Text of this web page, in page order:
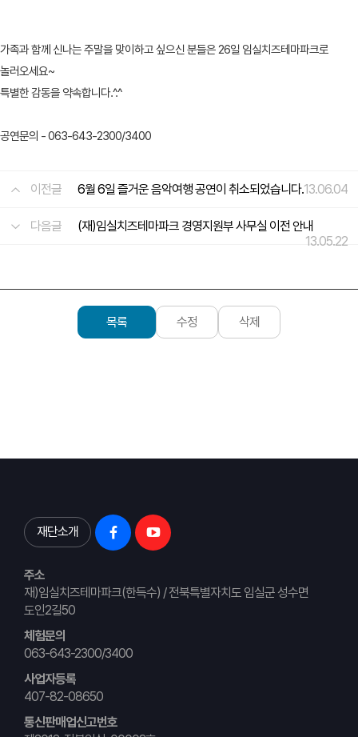
가족과 함께 신나는 주말을 맞이하고 싶으신 분들은 26일 임실치즈테마파크로
놀러오세요~
특별한 감동을 약속합니다.^.^
공연문의 - 063-643-2300/3400
이전글 6월 6일 즐거운 음악여행 공연이 취소되었습니다.13.06.04
다음글
(재)임실치즈테마파크 경영지원부 사무실 이전 안내
13.05.22
목록 수정 삭제
재단소개
주소
재)임실치즈테마파크(한득수) / 전북특별자치도 임실군 성수면
도인2길50
체험문의
063-643-2300/3400
사업자등록
407-82-08650
통신판매업신고번호